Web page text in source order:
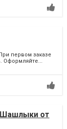
первом заказе
Оформляйте...
от